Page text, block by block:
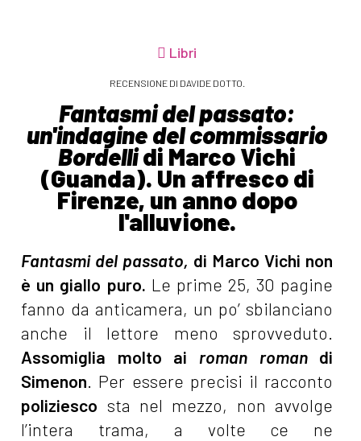
Libri
RECENSIONE DI DAVIDE DOTTO.
Fantasmi del passato:
un'indagine del commissario
Bordellidi Marco Vichi
(Guanda). Un affresco di
Firenze, un anno dopo
l'alluvione.
Fantasmi del passato, di Marco Vichi non
è un giallo puro. Le prime 25, 30 pagine
fanno da anticamera, un po’ sbilanciano
anche il lettore meno sprovveduto.
Assomiglia molto ai roman romandi
Simenon. Per essere precisi il racconto
poliziesco sta nel mezzo, non avvolge
l’intera trama, a volte ce ne